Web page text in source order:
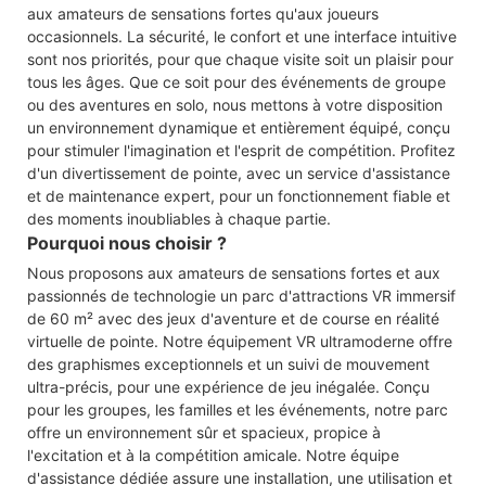
aux amateurs de sensations fortes qu'aux joueurs
occasionnels. La sécurité, le confort et une interface intuitive
sont nos priorités, pour que chaque visite soit un plaisir pour
tous les âges. Que ce soit pour des événements de groupe
ou des aventures en solo, nous mettons à votre disposition
un environnement dynamique et entièrement équipé, conçu
pour stimuler l'imagination et l'esprit de compétition. Profitez
d'un divertissement de pointe, avec un service d'assistance
et de maintenance expert, pour un fonctionnement fiable et
des moments inoubliables à chaque partie.
Pourquoi nous choisir ?
Nous proposons aux amateurs de sensations fortes et aux
passionnés de technologie un parc d'attractions VR immersif
de 60 m² avec des jeux d'aventure et de course en réalité
virtuelle de pointe. Notre équipement VR ultramoderne offre
des graphismes exceptionnels et un suivi de mouvement
ultra-précis, pour une expérience de jeu inégalée. Conçu
pour les groupes, les familles et les événements, notre parc
offre un environnement sûr et spacieux, propice à
l'excitation et à la compétition amicale. Notre équipe
d'assistance dédiée assure une installation, une utilisation et